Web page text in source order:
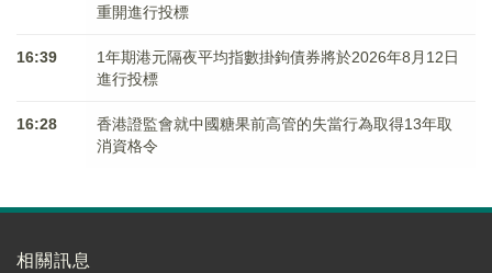
重開進行投標
16:39
1年期港元隔夜平均指數掛鉤債券將於2026年8月12日
進行投標
16:28
香港證監會就中國糖果前高管的失當行為取得13年取
消資格令
相關訊息